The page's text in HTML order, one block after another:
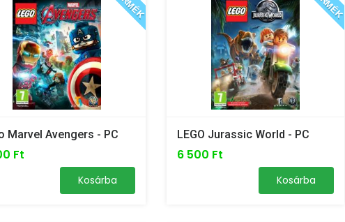
Marvel Avengers - PC
Ft
Kosárba
LEGO Jurassic World - PC
6 500 Ft
Kosárba